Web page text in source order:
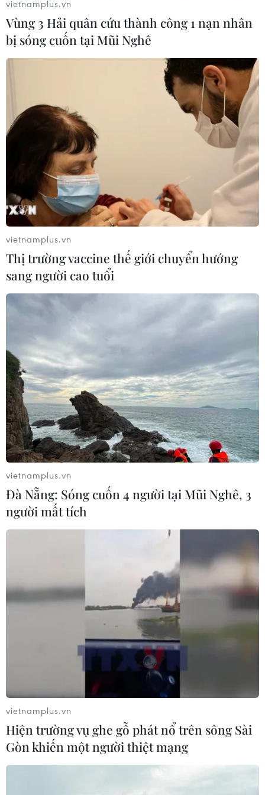
Tây Ban Nha nêu điều kiện ủng hộ dự thảo
Tây Ban Nha đe dọa bác thỏa thuận Brexit nếu văn kiện
này không đảm bảo quyền phủ quyết của nước này đối
với Gibraltar, vùng lãnh thổ hải ngoại thuộc Vương quốc
Liên hiệp Anh mà Madrid muốn đòi lại.
vietnamplus.vn
Vùng 3 Hải quân cứu thành công 1 nạn nhân
bị sóng cuốn tại Mũi Nghê
vietnamplus.vn
Thị trường vaccine thế giới chuyển hướng
sang người cao tuổi
vietnamplus.vn
Đà Nẵng: Sóng cuốn 4 người tại Mũi Nghê, 3
người mất tích
vietnamplus.vn
Hiện trường vụ ghe gỗ phát nổ trên sông Sài
Gòn khiến một người thiệt mạng